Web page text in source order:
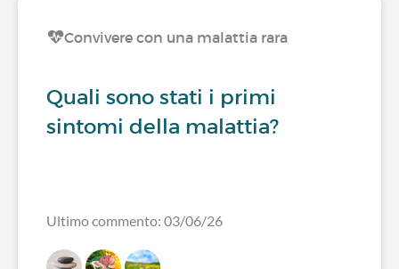
Convivere con una malattia rara
Quali sono stati i primi
sintomi della malattia?
Ultimo commento: 03/06/26